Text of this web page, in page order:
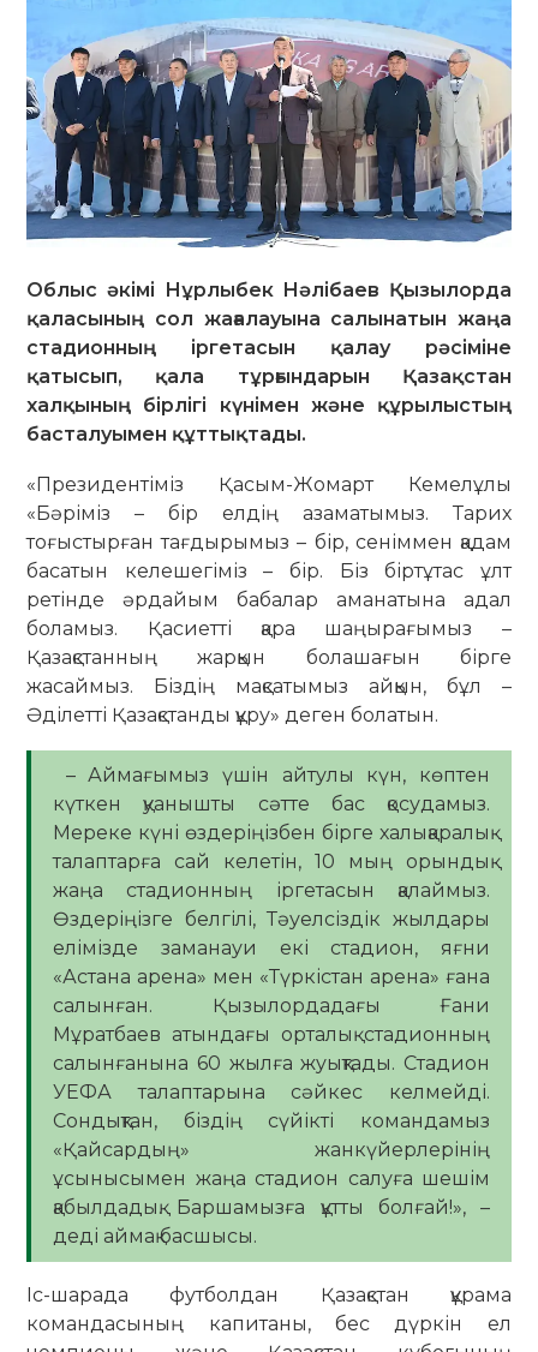
Облыс әкімі Нұрлыбек Нәлібаев Қызылорда
қаласының сол жағалауына салынатын жаңа
стадионның іргетасын қалау рәсіміне
қатысып, қала тұрғындарын Қазақстан
халқының бірлігі күнімен және құрылыстың
басталуымен құттықтады.
«Президентіміз Қасым-Жомарт Кемелұлы
«Бәріміз – бір елдің азаматымыз. Тарих
тоғыстырған тағдырымыз – бір, сеніммен қадам
басатын келешегіміз – бір. Біз біртұтас ұлт
ретінде әрдайым бабалар аманатына адал
боламыз. Қасиетті қара шаңырағымыз –
Қазақстанның жарқын болашағын бірге
жасаймыз. Біздің мақсатымыз айқын, бұл –
Әділетті Қазақстанды құру» деген болатын.
– Аймағымыз үшін айтулы күн, көптен
күткен қуанышты сәтте бас қосудамыз.
Мереке күні өздеріңізбен бірге халықаралық
талаптарға сай келетін, 10 мың орындық
жаңа стадионның іргетасын қалаймыз.
Өздеріңізге белгілі, Тәуелсіздік жылдары
елімізде заманауи екі стадион, яғни
«Астана арена» мен «Түркістан арена» ғана
салынған. Қызылордадағы Ғани
Мұратбаев атындағы орталық стадионның
салынғанына 60 жылға жуықтады. Стадион
УЕФА талаптарына сәйкес келмейді.
Сондықтан, біздің сүйікті командамыз
«Қайсардың» жанкүйерлерінің
ұсынысымен жаңа стадион салуға шешім
қабылдадық. Баршамызға құтты болғай!», –
деді аймақ басшысы.
Іс-шарада футболдан Қазақстан құрама
командасының капитаны, бес дүркін ел